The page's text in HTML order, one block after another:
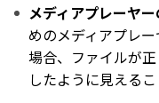
メディアプレーヤ
めのメディアプレ
場合、ファイルが
したように見えるこ